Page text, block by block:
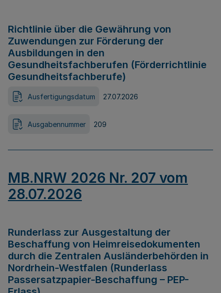
Richtlinie über die Gewährung von
Zuwendungen zur Förderung der
Ausbildungen in den
Gesundheitsfachberufen (Förderrichtlinie
Gesundheitsfachberufe)
Ausfertigungsdatum 27.07.2026
Ausgabennummer 209
MB.NRW 2026 Nr. 207 vom
28.07.2026
Runderlass zur Ausgestaltung der
Beschaffung von Heimreisedokumenten
durch die Zentralen Ausländerbehörden in
Nordrhein-Westfalen (Runderlass
Passersatzpapier-Beschaffung – PEP-